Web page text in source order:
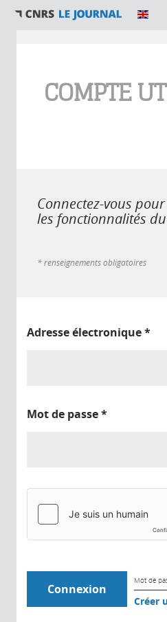
COMPTE
Connectez-vous
les fonctionnalités
* renseignements obligatoires
Adresse électronique*
Mot de passe*
Mot de
Créer